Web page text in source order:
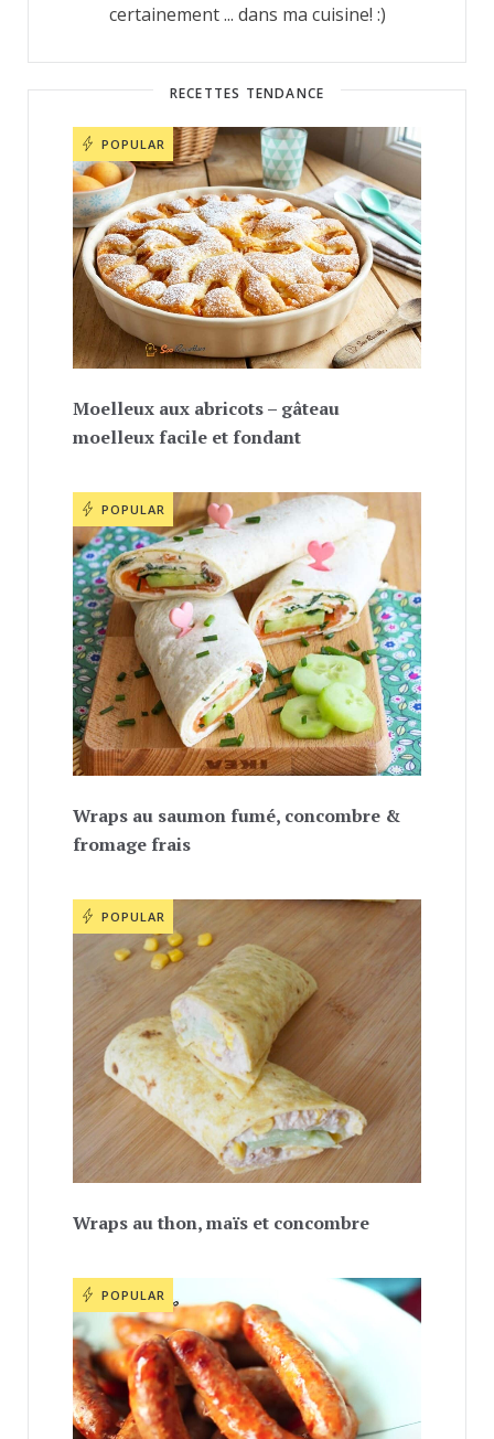
certainement ... dans ma cuisine! :)
RECETTES TENDANCE
POPULAR
Moelleux aux abricots – gâteau
moelleux facile et fondant
POPULAR
Wraps au saumon fumé, concombre &
fromage frais
POPULAR
Wraps au thon, maïs et concombre
POPULAR